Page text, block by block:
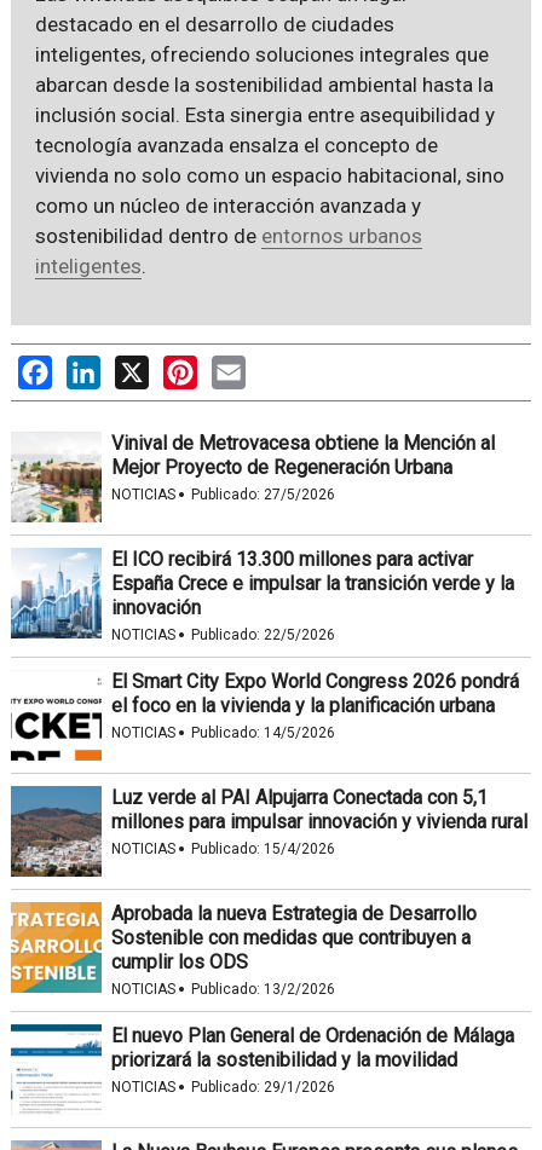
destacado en el desarrollo de ciudades
inteligentes, ofreciendo soluciones integrales que
abarcan desde la sostenibilidad ambiental hasta la
inclusión social. Esta sinergia entre asequibilidad y
tecnología avanzada ensalza el concepto de
vivienda no solo como un espacio habitacional, sino
como un núcleo de interacción avanzada y
sostenibilidad dentro de entornos urbanos
inteligentes.
FacebookLinkedIn
X PinterestEmail
Vinival de Metrovacesa obtiene la Mención al
Mejor Proyecto de Regeneración Urbana
NOTICIAS · Publicado: 27/5/2026
El ICO recibirá 13.300 millones para activar
España Crece e impulsar la transición verde y la
innovación
NOTICIAS · Publicado: 22/5/2026
El Smart City Expo World Congress 2026 pondrá
el foco en la vivienda y la planificación urbana
NOTICIAS · Publicado: 14/5/2026
Luz verde al PAI Alpujarra Conectada con 5,1
millones para impulsar innovación y vivienda rural
NOTICIAS · Publicado: 15/4/2026
Aprobada la nueva Estrategia de Desarrollo
Sostenible con medidas que contribuyen a
cumplir los ODS
NOTICIAS · Publicado: 13/2/2026
El nuevo Plan General de Ordenación de Málaga
priorizará la sostenibilidad y la movilidad
NOTICIAS · Publicado: 29/1/2026